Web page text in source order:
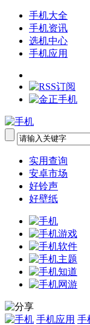
手机大全
手机资讯
选机中心
手机应用
实用查询
安卓市场
好铃声
好壁纸
手机应用 手